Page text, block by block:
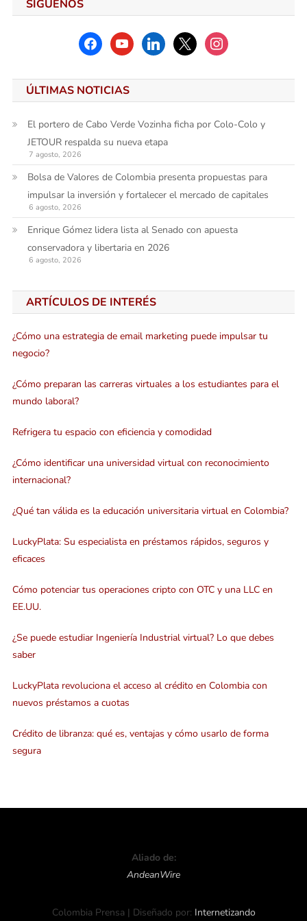
SÍGUENOS
facebookyoutubelinkedinx instagram
ÚLTIMAS NOTICIAS
El portero de Cabo Verde Vozinha ficha por Colo-Colo y
JETOUR respalda su nueva etapa
7 agosto, 2026
Bolsa de Valores de Colombia presenta propuestas para
impulsar la inversión y fortalecer el mercado de capitales
6 agosto, 2026
Enrique Gómez lidera lista al Senado con apuesta
conservadora y libertaria en 2026
6 agosto, 2026
ARTÍCULOS DE INTERÉS
¿Cómo una estrategia de email marketing puede impulsar tu
negocio?
¿Cómo preparan las carreras virtuales a los estudiantes para el
mundo laboral?
Refrigera tu espacio con eficiencia y comodidad
¿Cómo identificar una universidad virtual con reconocimiento
internacional?
¿Qué tan válida es la educación universitaria virtual en Colombia?
LuckyPlata: Su especialista en préstamos rápidos, seguros y
eficaces
Cómo potenciar tus operaciones cripto con OTC y una LLC en
EE.UU.
¿Se puede estudiar Ingeniería Industrial virtual? Lo que debes
saber
LuckyPlata revoluciona el acceso al crédito en Colombia con
nuevos préstamos a cuotas
Crédito de libranza: qué es, ventajas y cómo usarlo de forma
segura
Aliado de:
AndeanWire
Colombia Prensa | Diseñado por: Internetizando